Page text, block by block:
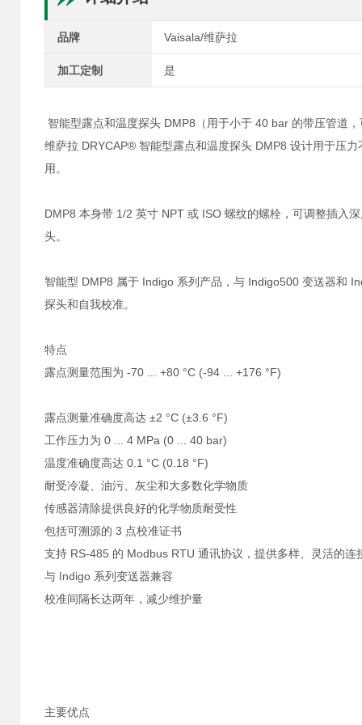
品牌 Vaisala/维萨拉
加工定制 是
智能型露点和温度探头 DMP8（用于小于 40 bar 的带压管道
维萨拉 DRYCAP® 智能型露点和温度探头 DMP8 设计用于压
用。
DMP8 本身带 1/2 英寸 NPT 或 ISO 螺纹的螺栓，可调整插入
头。
智能型 DMP8 属于 Indigo 系列产品，与 Indigo500 变送器和
探头和自我校准。
特点
露点测量范围为 -70 ... +80 °C (-94 ... +176 °F)
露点测量准确度高达 ±2 °C (±3.6 °F)
工作压力为 0 ... 4 MPa (0 ... 40 bar)
温度准确度高达 0.1 °C (0.18 °F)
耐受冷凝、油污、灰尘和大多数化学物质
传感器清除提供良好的化学物质耐受性
包括可溯源的 3 点校准证书
支持 RS-485 的 Modbus RTU 通讯协议，提供多样、灵活的连
与 Indigo 系列变送器兼容
校准间隔长达两年，减少维护量
主要优点